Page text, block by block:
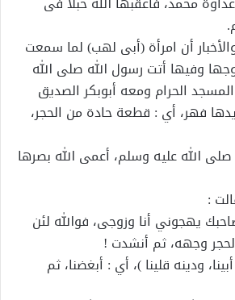
أن امرأة (أبى لهب) لما سمعت
وفيها أتت رسول الله صلى الله
الحرام ومعه أبوبكر الصديق
فهر، أي : قطعة حادة من الحجر،
الله عليه وسلم، أعمى الله بصرها
:
يهجوني أنا وزوجى، فوالله لئن
وجهه، ثم أنشدت !
ودينه قلينا )، أي : أبغضنا، ثم